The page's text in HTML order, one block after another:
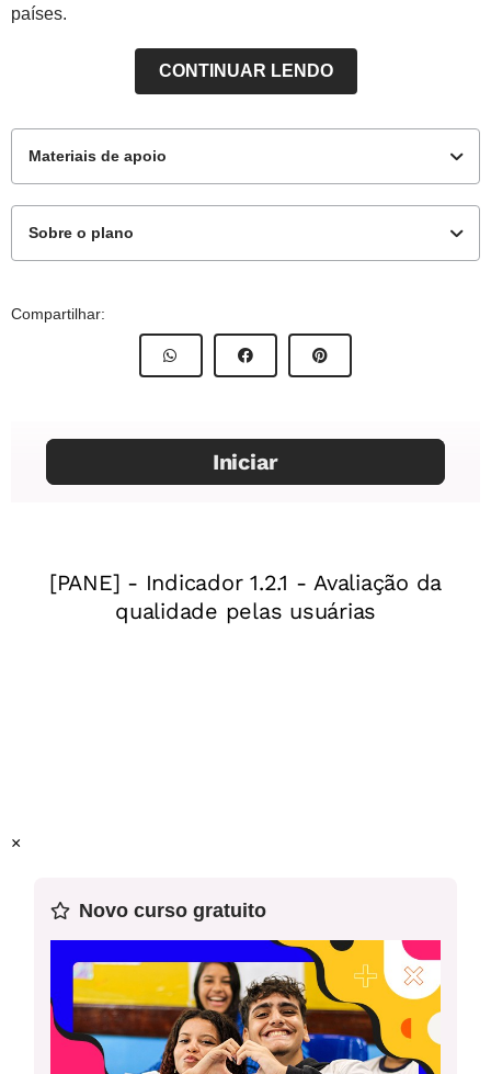
países.
CONTINUAR LENDO
Materiais de apoio
Sobre o plano
7º ano
Objetivos de aprendizagem
origem e sua aplicação.
culturais e sociais, tanto na vida cotidiana quanto no mundo
do trabalho, decorrentes do desenvolvimento de novos
Compartilhar:
×
Novo curso gratuito